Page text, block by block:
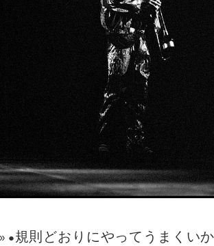
●規則どおりにやってうまくい